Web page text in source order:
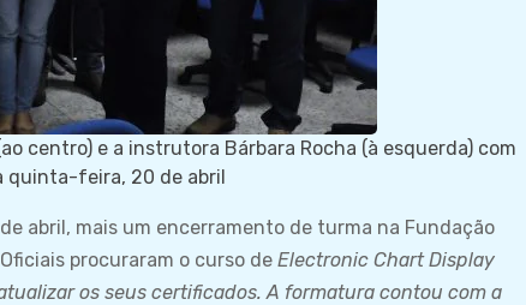
centro) e a instrutora Bárbara Rocha (à esquerda) com
quinta-feira, 20 de abril
abril, mais um encerramento de turma na Fundação
procuraram o curso de Electronic Chart Display
os seus certificados. A formatura contou com a